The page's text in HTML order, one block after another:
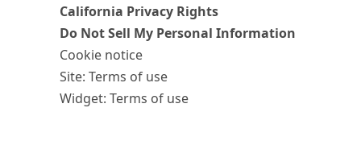
California Privacy Rights
Do Not Sell My Personal Information
Cookie notice
Site: Terms of use
Widget: Terms of use